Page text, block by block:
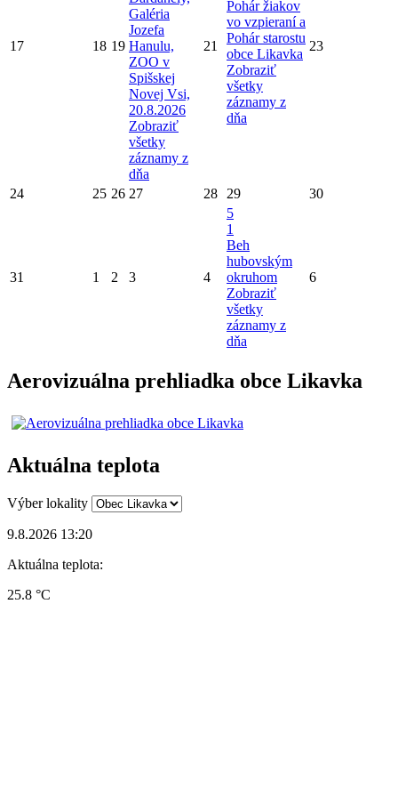
17 18 19
Galéria
Jozefa
Hanulu,
ZOO v
Spišskej
Novej Vsi,
20.8.2026
Zobraziť
všetky
záznamy z
dňa
21
Pohár žiakov
vo vzpieraní a
Pohár starostu
obce Likavka
Zobraziť
všetky
záznamy z
dňa
23
24 25 26 27 28 29 30
31 1 2 3 4
5
1
Beh
hubovským
okruhom
Zobraziť
všetky
záznamy z
dňa
6
Aerovizuálna prehliadka obce Likavka
Aktuálna teplota
Výber lokality
9.8.2026 13:20
Aktuálna teplota:
25.8 °C